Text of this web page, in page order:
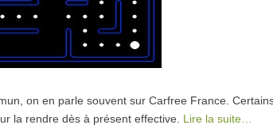
on en parle souvent sur Carfree France.
la rendre dès à présent effective. Lire la suite…